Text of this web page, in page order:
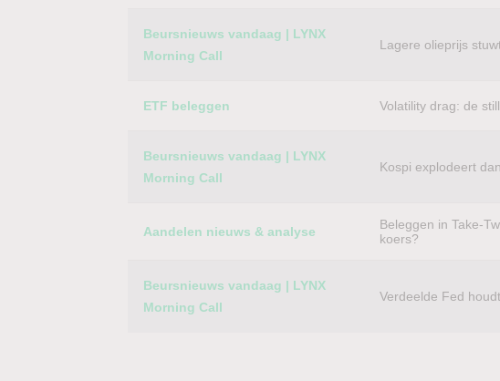
Beursnieuws vandaag | LYNX
Morning Call
Lagere olieprijs
ETF beleggen Volatility drag: de
Beursnieuws vandaag | LYNX
Morning Call
Kospi explodeert
Aandelen nieuws & analyse
Beleggen in Take-
koers?
Beursnieuws vandaag | LYNX
Morning Call
Verdeelde Fed